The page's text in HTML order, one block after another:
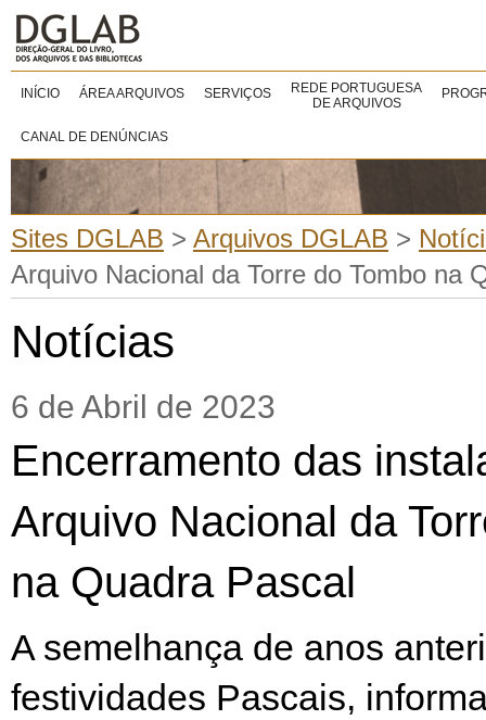
INÍCIO ÁREA ARQUIVOS SERVIÇOS
REDE PORTUGUESA
DE ARQUIVOS
CANAL DE DENÚNCIAS
Sites DGLAB > Arquivos DGLAB >
Arquivo Nacional da Torre do Tombo na
Notícias
6 de Abril de 2023
Encerramento das
Arquivo Nacional da
na Quadra Pascal
A semelhança de anos
festividades Pascais,